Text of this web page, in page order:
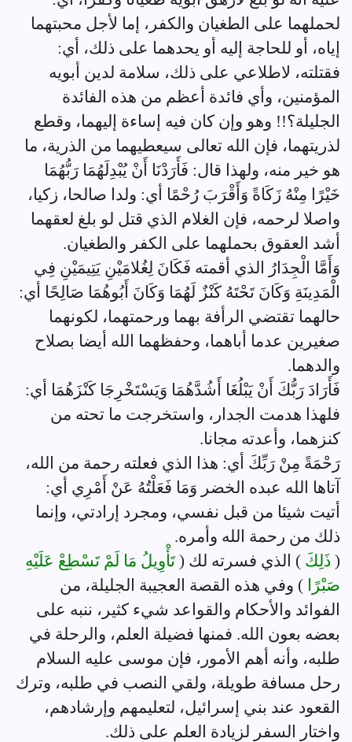
لحملهما على الطغيان والكفر، إما لأجل محبتهما
إياه، أو للحاجة إليه أو يحدهما على ذلك، أي:
فقتلته، لاطلاعي على ذلك، سلامة لدين أبويه
المؤمنين، وأي فائدة أعظم من هذه الفائدة
الجليلة؟!! وهو وإن كان فيه إساءة إليهما، وقطع
لذريتهما، فإن الله تعالى سيعطيهما من الذرية، ما
هو خير منه، ولهذا قال: فَأَرَدْنَا أَنْ يُبْدِلَهُمَا رَبُّهُمَا
خَيْرًا مِنْهُ زَكَاةً وَأَقْرَبَ رُحْمًا أي: ولدا صالحا، زكيا،
واصلا لرحمه، فإن الغلام الذي قتل لو بلغ لعقهما
أشد العقوق بحملهما على الكفر والطغيان.
وَأَمَّا الْجِدَارُ الذي أقمته فَكَانَ لِغُلامَيْنِ يَتِيمَيْنِ فِي
الْمَدِينَةِ وَكَانَ تَحْتَهُ كَنْزٌ لَهُمَا وَكَانَ أَبُوهُمَا صَالِحًا أي:
حالهما تقتضي الرأفة بهما ورحمتهما، لكونهما
صغيرين عدما أباهما، وحفظهما الله أيضا بصلاح
والدهما.
فَأَرَادَ رَبُّكَ أَنْ يَبْلُغَا أَشُدَّهُمَا وَيَسْتَخْرِجَا كَنْزَهُمَا أي:
فلهذا هدمت الجدار، واستخرجت ما تحته من
كنزهما، وأعدته مجانا.
رَحْمَةً مِنْ رَبِّكَ أي: هذا الذي فعلته رحمة من الله،
آتاها الله عبده الخضر وَمَا فَعَلْتُهُ عَنْ أَمْرِي أي:
أتيت شيئا من قبل نفسي، ومجرد إرادتي، وإنما
ذلك من رحمة الله وأمره.
( ذَلِكَ ) الذي فسرته لك (تَأْوِيلُ مَا لَمْ تَسْطِعْ عَلَيْهِ
صَبْرًا ) وفي هذه القصة العجيبة الجليلة، من
الفوائد والأحكام والقواعد شيء كثير، ننبه على
بعضه بعون الله. فمنها فضيلة العلم، والرحلة في
طلبه، وأنه أهم الأمور، فإن موسى عليه السلام
رحل مسافة طويلة، ولقي النصب في طلبه، وترك
القعود عند بني إسرائيل، لتعليمهم وإرشادهم،
واختار السفر لزيادة العلم على ذلك.